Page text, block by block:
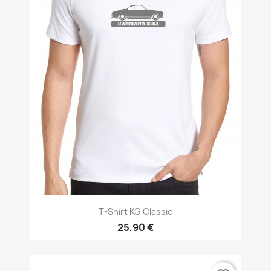
T-Shirt KG Classic
25,90 €